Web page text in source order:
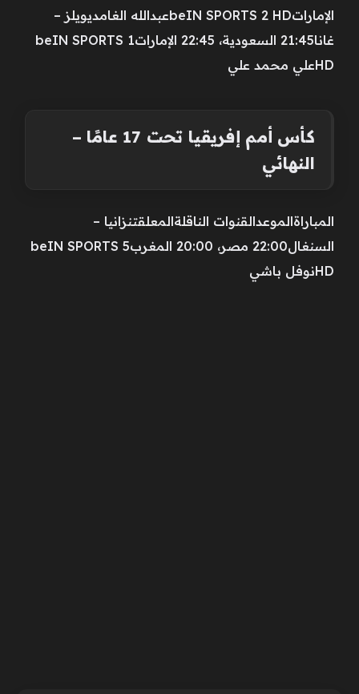
الإماراتbeIN SPORTS 2 HDعبدالله الغامديويلز –
غانا21:45 السعودية، 22:45 الإماراتbeIN SPORTS 1
HDعلي محمد علي
كأس أمم إفريقيا تحت 17 عامًا –
النهائي
المباراةالموعدالقنوات الناقلةالمعلقتنزانيا –
السنغال22:00 مصر، 20:00 المغربbeIN SPORTS 5
HDنوفل باشي